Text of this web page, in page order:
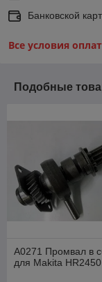
Банковской
Все условия
Подобные
A0271 Промвал в
для Makita HR2450